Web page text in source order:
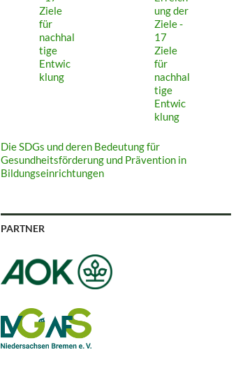
Die SDGs und deren Bedeutung für
Gesundheitsförderung und Prävention in
Bildungseinrichtungen
PARTNER